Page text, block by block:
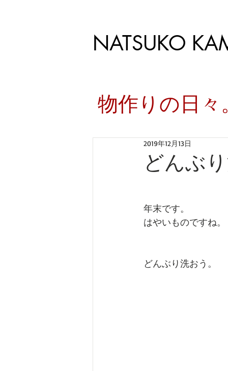
NATSUKO
物作りの日々
どんぶ
2019年12月13日
年末です。
はやいものですね。
どんぶり洗おう。